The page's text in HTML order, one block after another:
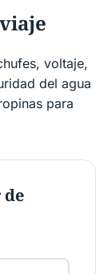
voltaje,
del agua
para
de